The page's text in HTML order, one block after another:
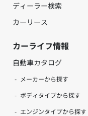
ディーラー検索
カーリース
カーライフ情報
自動車カタログ
メーカーから探す
ボディタイプから探す
エンジンタイプから探す